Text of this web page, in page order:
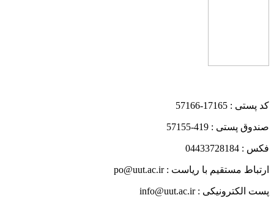
کد پستی : 17165-57166
صندوق پستی : 419-57155
فکس : 04433728184
ارتباط مستقیم با ریاست : po@uut.ac.ir
پست الکترونیکی : info@uut.ac.ir